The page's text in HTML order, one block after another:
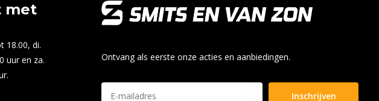
met
18.00, di.
uur en za.
Ontvang als eerste onze acties en aanbiedingen.
Inschrijven